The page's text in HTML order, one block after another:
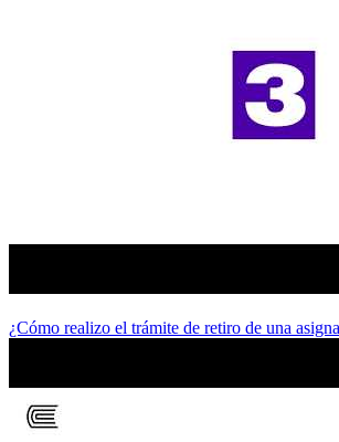
¿Cómo realizo el trámite de retiro de una